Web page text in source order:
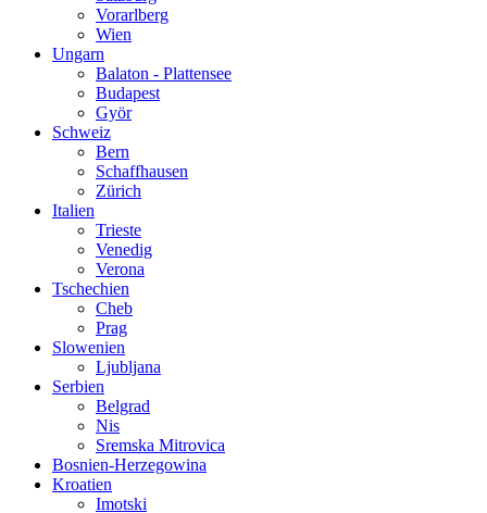
Vorarlberg
Wien
Ungarn
Balaton - Plattensee
Budapest
Györ
Schweiz
Bern
Schaffhausen
Zürich
Italien
Trieste
Venedig
Verona
Tschechien
Cheb
Prag
Slowenien
Ljubljana
Serbien
Belgrad
Nis
Sremska Mitrovica
Bosnien-Herzegowina
Kroatien
Imotski